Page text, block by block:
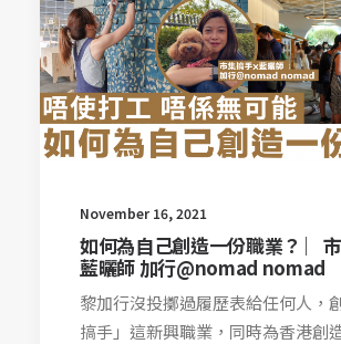
November 16, 2021
如何為自己創造一份職業？ ︳
藍曬師 加行@nomad nomad
黎加行沒投擲過履歷表給任何人，
搞手」這新興職業，同時為香港創